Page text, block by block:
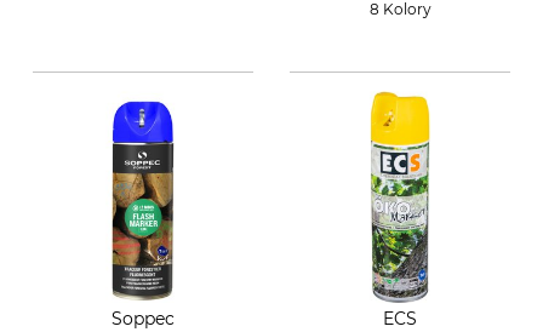
8 Kolory
Soppec
ECS